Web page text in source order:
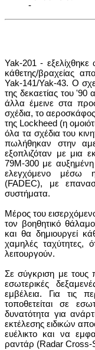
-
Yak-201 -
κάθετης/βραχείας
Yak-141/Yak-43. Ο
της δεκαετίας του '90
άλλα έμεινε στα
σχέδια, το
της Lockheed (η
όλα τα σχέδια του
πωλήθηκαν στην
εξοπλιζόταν με μια
79M-300 με
ελεγχόμενο μέσω
(FADEC), με
συστήματα.
Μέρος του
τον βοηθητικό
και θα δημιουργεί
χαμηλές ταχύτητες,
λειτουργούν.
Σε σύγκριση με τους
εσωτερικές
εμβέλεια. Για τις
τοποθετείται σε
δυνατότητα για
εκτέλεσης ειδικών
ευέλικτο και να
ραντάρ (Radar Cross-